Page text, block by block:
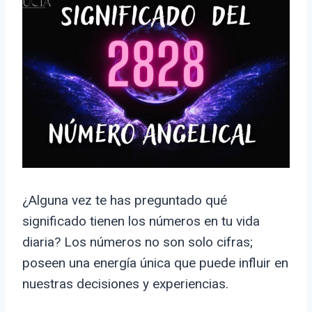
¿Alguna vez te has preguntado qué
significado tienen los números en tu vida
diaria? Los números no son solo cifras;
poseen una energía única que puede influir en
nuestras decisiones y experiencias.